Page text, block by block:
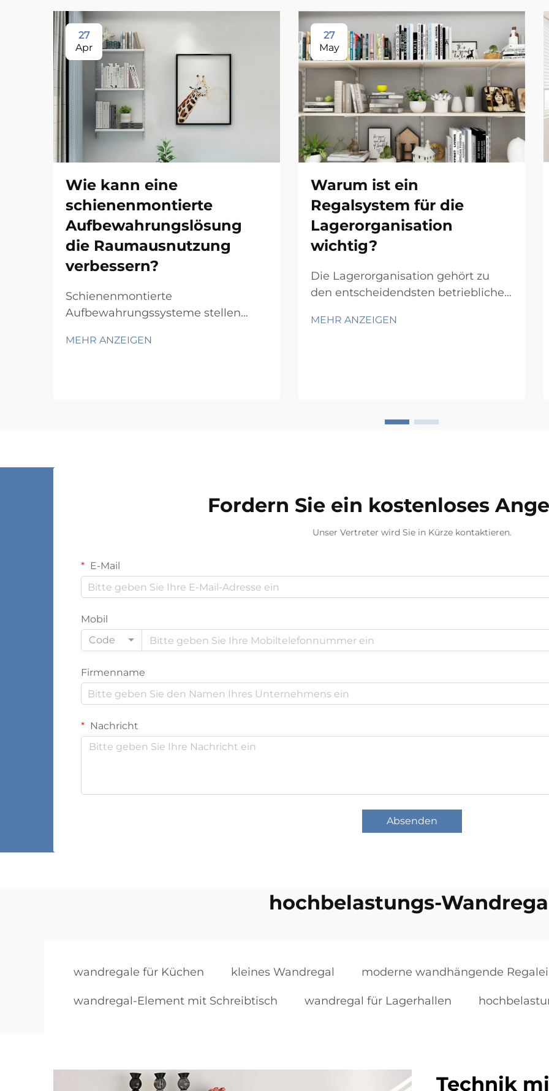
27
Apr
Wie kann eine
schienenmontierte
Aufbewahrungslösung
die Raumausnutzung
verbessern?
Schienenmontierte
Aufbewahrungssysteme stellen
Maximierung der Raumeffizienz in
MEHR ANZEIGEN
27
May
Warum ist ein
Regalsystem für die
Lagerorganisation
wichtig?
Die Lagerorganisation gehört zu
den entscheidendsten betrieblichen
das physische Waren handhabt. Ob
unmittelbar auf die
MEHR ANZEIGEN
Fordern Sie ein kostenloses
Unser Vertreter wird Sie in Kürze kontaktieren.
E-Mail
Mobil
Code
Firmenname
Nachricht
Absenden
hochbelastungs-
wandregale für Küchen kleines Wandregal moderne wandhängende
wandregal-Element mit Schreibtisch wandregal für Lagerhallen
Technik